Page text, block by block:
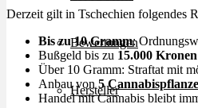
Bewertungen
Hersteller
Derzeit gilt in Tschechien folgendes
Bis zu 10Gramm:
Bußgeld bis zu 15.000 Kronen
Über 10 Gramm: Straftat mit
Anbau von5
Handel mit Cannabis bleibt